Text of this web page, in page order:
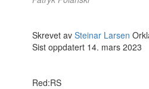
Skrevet av Steinar Larsen
Sist oppdatert 14. mars 2023
Red:RS